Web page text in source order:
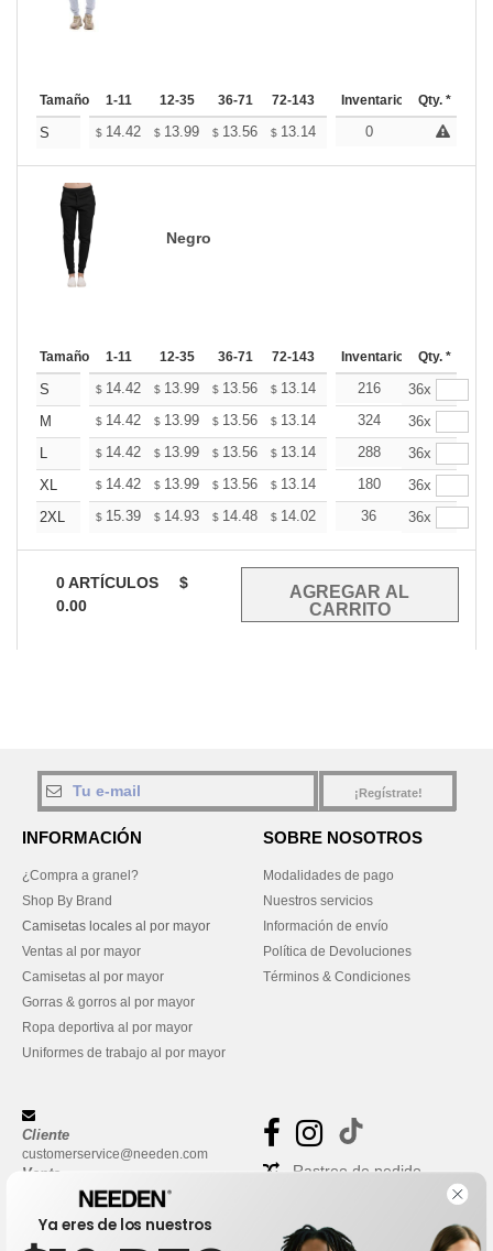
Tamaño 1-11 12-35 36-71 72-143 144-287 288 +
Inventario Qty. *
S $ 14.42 $ 13.99 $ 13.56 $ 13.14 12.71
0
Negro
Tamaño 1-11 12-35 36-71 72-143 144-287 288 +
Inventario Qty. *
S $ 14.42 $ 13.99 $ 13.56 $ 13.14 12.71 12.50
216
36x
M
$ 14.42 $ 13.99 $ 13.56 $ 13.14 12.71 12.50
324
36x
L
$ 14.42 $ 13.99 $ 13.56 $ 13.14 12.71 12.50
288
36x
XL
$ 14.42 $ 13.99 $ 13.56 $ 13.14 12.71 12.50
180
36x
2XL
$ 15.39 $ 14.93 $ 14.48 $ 14.02 13.57 13.34
36 36x
0ARTÍCULOS
$
0.00
¡Regístrate!
INFORMACIÓN
¿Compra a granel?
Shop By Brand
Camisetas locales al por mayor
Ventas al por mayor
Camisetas al por mayor
Gorras & gorros al por mayor
Ropa deportiva al por mayor
Uniformes de trabajo al por mayor
SOBRE NOSOTROS
Modalidades de pago
Nuestros servicios
Información de envío
Política de Devoluciones
Términos & Condiciones
Cliente
customerservice@needen.com
Venta
sales@needen.com
Rastreo de pedido
Ya eres de los nuestros